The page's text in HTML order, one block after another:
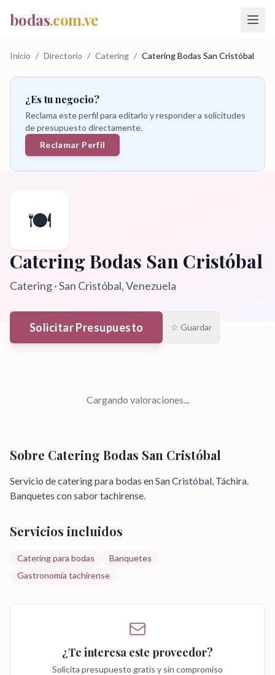
bodas.com.ve
Inicio / Directorio / Catering / Catering Bodas San Cristóbal
¿Es tu negocio?
Reclama este perfil para editarlo y responder a solicitudes
de presupuesto directamente.
Reclamar Perfil
🍽️
Catering Bodas San Cristóbal
Catering·San Cristóbal, Venezuela
Solicitar Presupuesto ☆ Guardar
Cargando valoraciones...
Sobre Catering Bodas San Cristóbal
Servicio de catering para bodas en San Cristóbal, Táchira.
Banquetes con sabor tachirense.
Servicios incluidos
Catering para bodas
Banquetes
Gastronomía tachirense
¿Te interesa este proveedor?
Solicita presupuesto gratis y sin compromiso